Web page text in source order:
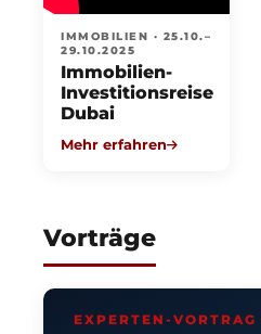
IMMOBILIEN · 25.10.–
29.10.2025
Immobilien-
Investitionsreise
Dubai
Mehr erfahren
Vorträge
EXPERTEN-VORTRAG